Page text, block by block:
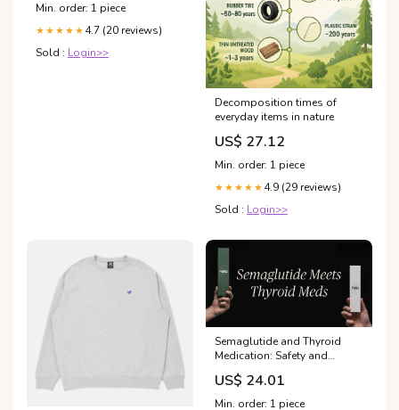
Min. order: 1 piece
★★★★★ 4.7 (20 reviews)
Sold : Login>>
Decomposition times of
everyday items in nature
US$ 27.12
Min. order: 1 piece
★★★★★ 4.9 (29 reviews)
Sold : Login>>
Semaglutide and Thyroid
Medication: Safety and
Interactions
US$ 24.01
Min. order: 1 piece